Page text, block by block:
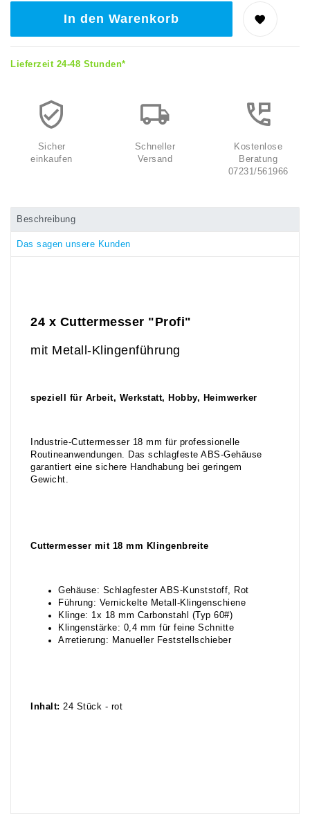
In den Warenkorb
Lieferzeit 24-48 Stunden*
Sicher
einkaufen
Schneller
Versand
Kostenlose
Beratung
07231/561966
Beschreibung
Das sagen unsere Kunden
24 x Cuttermesser "Profi"
mit Metall-Klingenführung
speziell für Arbeit, Werkstatt, Hobby, Heimwerker
Industrie-Cuttermesser 18 mm für professionelle
Routineanwendungen. Das schlagfeste ABS-Gehäuse
garantiert eine sichere Handhabung bei geringem
Gewicht.
Cuttermesser mit 18 mm Klingenbreite
Gehäuse: Schlagfester ABS-Kunststoff, Rot
Führung: Vernickelte Metall-Klingenschiene
Klinge: 1x 18 mm Carbonstahl (Typ 60#)
Klingenstärke: 0,4 mm für feine Schnitte
Arretierung: Manueller Feststellschieber
Inhalt: 24 Stück - rot